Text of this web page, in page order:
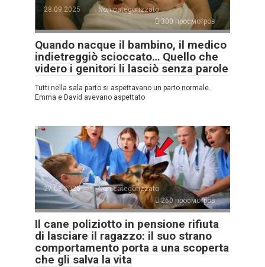
28.09.2025
Non categorizzato
300 просмотров
Quando nacque il bambino, il medico
indietreggiò scioccato… Quello che
videro i genitori li lasciò senza parole
Tutti nella sala parto si aspettavano un parto normale.
Emma e David avevano aspettato
27.08.2025
Non categorizzato
260 просмотров
Il cane poliziotto in pensione rifiuta
di lasciare il ragazzo: il suo strano
comportamento porta a una scoperta
che gli salva la vita